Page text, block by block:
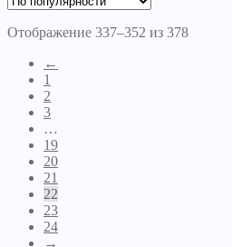
Отображение 337–352 из 378
←
1
2
3
…
19
20
21
22
23
24
→